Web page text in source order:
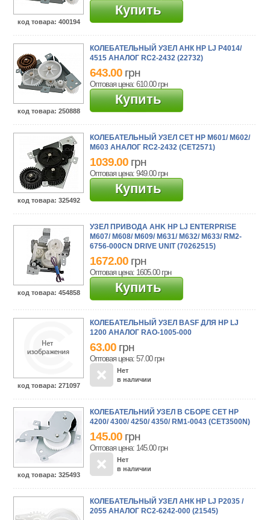
код товара: 400194
Купить
код товара: 250888
КОЛЕБАТЕЛЬНЫЙ УЗЕЛ АНК HP LJ P4014/
4515 АНАЛОГ RC2-2432 (22732)
643.00 грн
Оптовая цена: 610.00 грн
Купить
код товара: 325492
КОЛЕБАТЕЛЬНЫЙ УЗЕЛ CET HP M601/ M602/
M603 АНАЛОГ RC2-2432 (CET2571)
1039.00 грн
Оптовая цена: 949.00 грн
Купить
код товара: 454858
УЗЕЛ ПРИВОДА AHK HP LJ ENTERPRISE
M607/ M608/ M609/ M631/ M632/ M633/ RM2-
6756-000CN DRIVE UNIT (70262515)
1672.00 грн
Оптовая цена: 1605.00 грн
Купить
код товара: 271097
КОЛЕБАТЕЛЬНЫЙ УЗЕЛ BASF ДЛЯ HP LJ
1200 АНАЛОГ RAO-1005-000
63.00 грн
Оптовая цена: 57.00 грн
Нет
в наличии
код товара: 325493
КОЛЕБАТЕЛЬНИЙ УЗЕЛ В СБОРЕ CET HP
4200/ 4300/ 4250/ 4350/ RM1-0043 (CET3500N)
145.00 грн
Оптовая цена: 145.00 грн
Нет
в наличии
КОЛЕБАТЕЛЬНЫЙ УЗЕЛ АНК HP LJ P2035 /
2055 АНАЛОГ RC2-6242-000 (21545)